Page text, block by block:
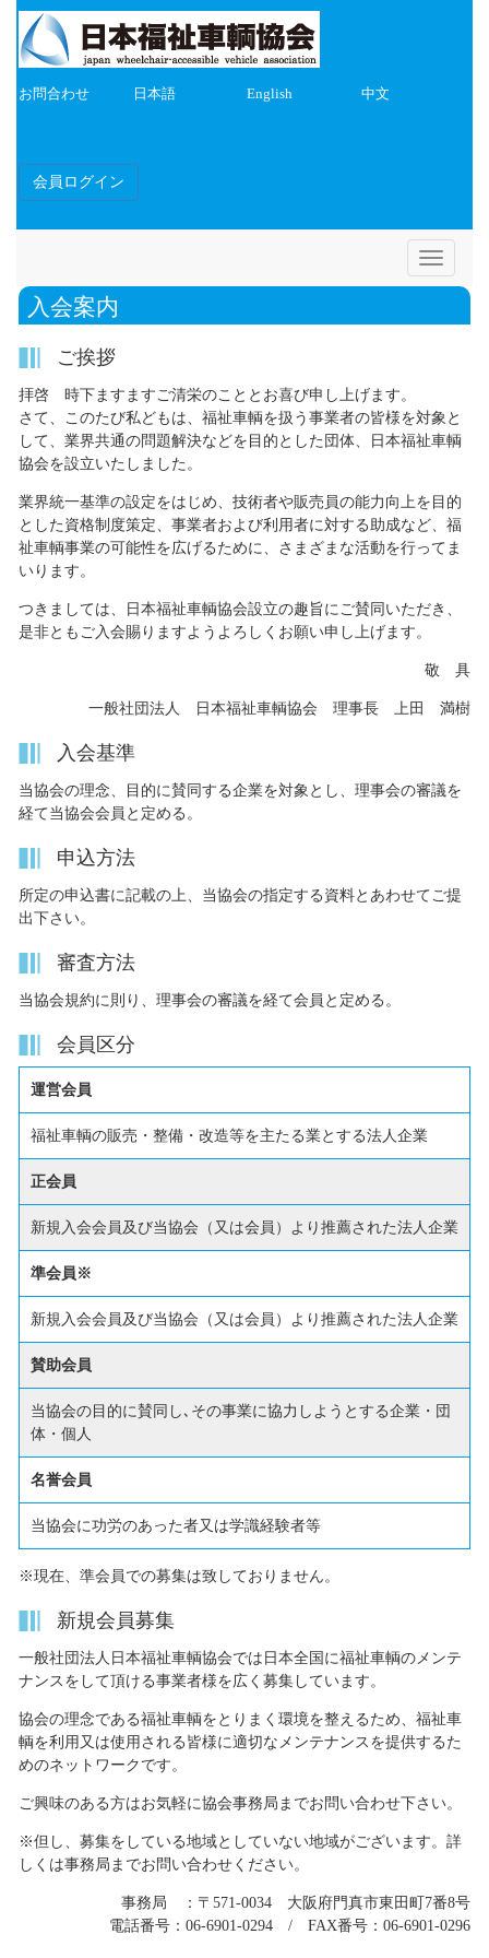
お問合わせ 日本語 English 中文
会員ログイン
Toggle
入会案内
ご挨拶
拝啓 時下ますますご清栄のこととお喜び申し上げます。
さて、このたび私どもは、福祉車輌を扱う事業者の皆様を対象と
して、業界共通の問題解決などを目的とした団体、日本福祉車輌
協会を設立いたしました。
業界統一基準の設定をはじめ、技術者や販売員の能力向上を目的
とした資格制度策定、事業者および利用者に対する助成など、福
祉車輌事業の可能性を広げるために、さまざまな活動を行ってま
いります。
つきましては、日本福祉車輌協会設立の趣旨にご賛同いただき、
是非ともご入会賜りますようよろしくお願い申し上げます。
敬 具
一般社団法人 日本福祉車輌協会 理事長 上田 満樹
入会基準
当協会の理念、目的に賛同する企業を対象とし、理事会の審議を
経て当協会会員と定める。
申込方法
所定の申込書に記載の上、当協会の指定する資料とあわせてご提
出下さい。
審査方法
当協会規約に則り、理事会の審議を経て会員と定める。
会員区分
運営会員
福祉車輌の販売・整備・改造等を主たる業とする法人企業
正会員
新規入会会員及び当協会（又は会員）より推薦された法人企業
準会員※
新規入会会員及び当協会（又は会員）より推薦された法人企業
賛助会員
当協会の目的に賛同し､その事業に協力しようとする企業・団
体・個人
名誉会員
当協会に功労のあった者又は学識経験者等
※現在、準会員での募集は致しておりません。
新規会員募集
一般社団法人日本福祉車輌協会では日本全国に福祉車輌のメンテ
ナンスをして頂ける事業者様を広く募集しています。
協会の理念である福祉車輌をとりまく環境を整えるため、福祉車
輌を利用又は使用される皆様に適切なメンテナンスを提供するた
めのネットワークです。
ご興味のある方はお気軽に協会事務局までお問い合わせ下さい。
※但し、募集をしている地域としていない地域がございます。詳
しくは事務局までお問い合わせください。
事務局 ：〒571-0034 大阪府門真市東田町7番8号
電話番号：06-6901-0294 / FAX番号：06-6901-0296